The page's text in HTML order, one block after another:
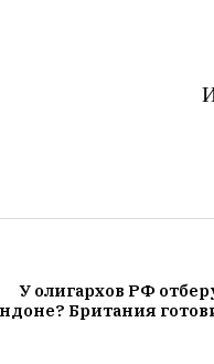
У олигархов РФ
Британия